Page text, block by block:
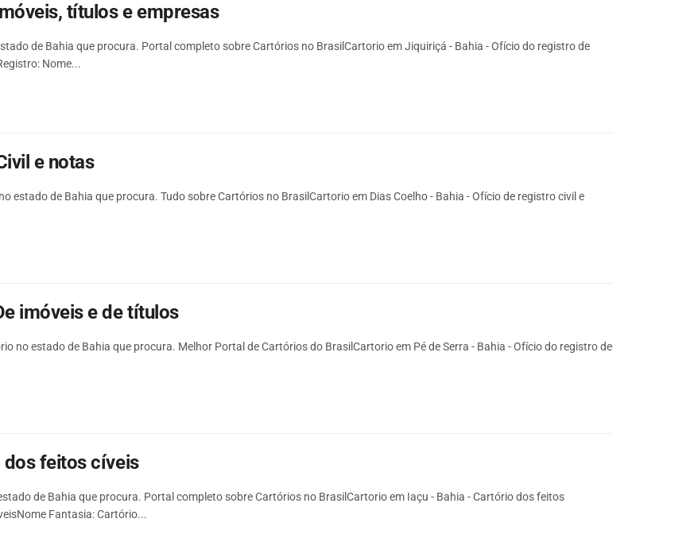
títulos e empresas
de Bahia que procura. Portal completo sobre Cartórios no BrasilCartorio em Jiquiriçá - Bahia - Ofício do registro de
Nome...
e notas
estado de Bahia que procura. Tudo sobre Cartórios no BrasilCartorio em Dias Coelho - Bahia - Ofício de registro civil e
imóveis e de títulos
no estado de Bahia que procura. Melhor Portal de Cartórios do BrasilCartorio em Pé de Serra - Bahia - Ofício do registro de
feitos cíveis
de Bahia que procura. Portal completo sobre Cartórios no BrasilCartorio em Iaçu - Bahia - Cartório dos feitos
Fantasia: Cartório...